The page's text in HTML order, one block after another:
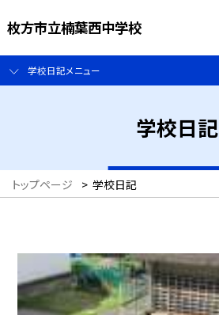
枚方市立楠葉西中学校
学校日記メニュー
学校日記
トップページ > 学校日記